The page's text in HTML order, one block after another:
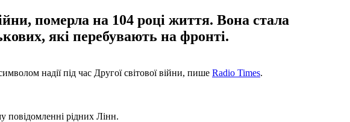
померла на 104 році життя. Вона стала
які перебувають на фронті.
надії під час Другої світової війни, пише Radio Times.
повідомленні рідних Лінн.